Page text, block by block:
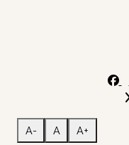
A- A A+